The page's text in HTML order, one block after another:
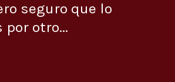
seguro que lo
otro...